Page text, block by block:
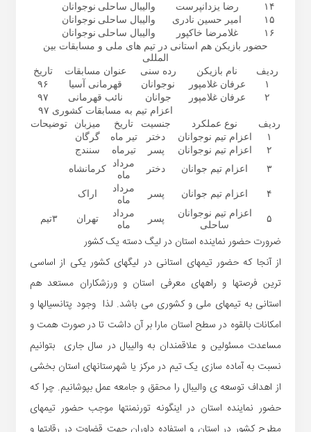
۱۴
رضا یزدانپرست والیبال ساحلی نوجوانان
۱۵
امیر حسین نادری والیبال ساحلی نوجوانان
۱۶
غلامرضا خاکپور والیبال ساحلی نوجوانان
حضور بازیکن هم استانی در تیم های ملی و مسابقات بین
المللی
ردیف
نام بازیکن رده سنی عنوان مسابقات
تاریخ
۱
عرفان غلامپور نوجوانان قهرمانی آسیا
۹۶
۲
عرفان غلامپور جوانان نائب قهرمانی
۹۷
اعزام تیم به مسابقات کشوری ۹۷
ردیف
نوع عملکرد جنسیت تاریخ میزبان
توضیحات
۱
اعزام تیم نوجوانان دختر تیر ماه
گرگان
۲
اعزام تیم نوجوانان پسر تیرماه
سنندج
۳
اعزام تیم جوانان دختر
مرداد
ماه
کرمانشاه
۴ اعزام تیم جوانان پسر
مرداد
ماه
اراک
۵
اعزام تیم نوجوانان
ساحلی
پسر
مرداد
ماه
تهران ۳تیم
ضرورت حضور نماینده استان در لیگ دسته یک کشور
ازآنجا که حضور تیمهای استانی در لیگهای کشور یکی از اساسی
ترین فرصتها و راههای معرفی استان و ورزشکاران مستعد هم
استانی به تیمهای ملی و کشوری می باشد. لذا وجود پتانسیالها و
امکانات بالقوه در سطح استان مارا بر آن داشت تا در صورت همت و
مساعدت مسئولین و علاقمندان به والیبال در سال جاری بتوانیم
نسبت به آماده سازی یک تیم در مرکز یا شهرستانهای استان بخشی
از اهداف توسعه ی والیبال را محقق و جامعه عمل بپوشانیم. چرا که
حضور نماینده استان در اینگونه تورنمنتها موجب حضور تیمهای